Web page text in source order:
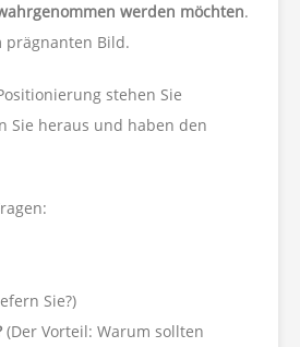
werden möchten.
prägnanten Bild.
stehen Sie
Sie heraus und haben den
Sie?)
(Der Vorteil: Warum sollten